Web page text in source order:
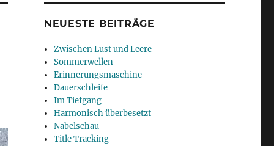
NEUESTE BEITRÄGE
Zwischen Lust und Leere
Sommerwellen
Erinnerungsmaschine
Dauerschleife
Im Tiefgang
Harmonisch überbesetzt
Nabelschau
Title Tracking